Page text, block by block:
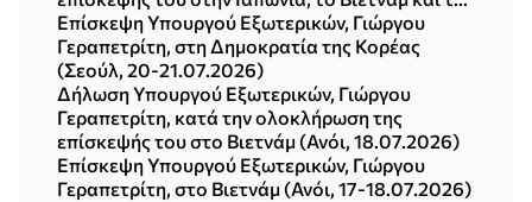
Δημοκρατία της Κορέας (Σεούλ, 21.07.2026)
Επίσκεψη Υπουργού Εξωτερικών, Γιώργου
Γεραπετρίτη, στη Δημοκρατία της Κορέας
(Σεούλ, 20-21.07.2026)
Δήλωση Υπουργού Εξωτερικών, Γιώργου
Γεραπετρίτη, κατά την ολοκλήρωση της
επίσκεψής του στο Βιετνάμ (Ανόι, 18.07.2026)
Επίσκεψη Υπουργού Εξωτερικών, Γιώργου
Γεραπετρίτη, στο Βιετνάμ (Ανόι, 17-18.07.2026)